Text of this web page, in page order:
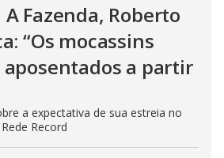
Fazenda, Roberto
“Os mocassins
a partir
a expectativa de sua estreia no
Record